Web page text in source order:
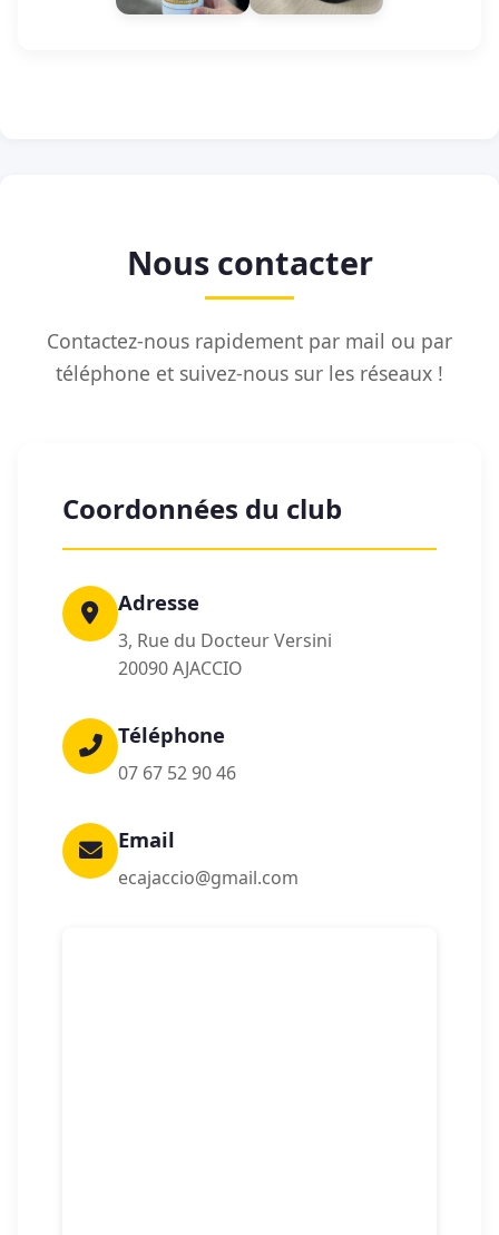
Nous contacter
Contactez-nous rapidement par mail ou par
téléphone et suivez-nous sur les réseaux !
Coordonnées du club
Adresse
3, Rue du Docteur Versini
20090 AJACCIO
Téléphone
07 67 52 90 46
Email
ecajaccio@gmail.com